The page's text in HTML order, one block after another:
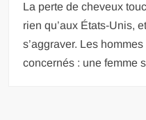
La perte de cheveux
rien qu’aux États-Unis,
s’aggraver. Les
concernés : une femme